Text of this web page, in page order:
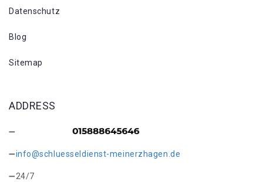
Datenschutz
Blog
Sitemap
ADDRESS
info@schluesseldienst-meinerzhagen.de
24/7